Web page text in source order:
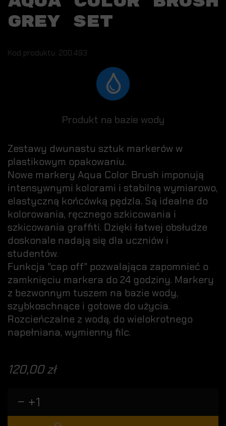
GREY SET
Kod produktu: 200.493
Produkt na bazie wody
Zestawy dwunastu sztuk markerów w
plastikowym opakowaniu.
Nowe markery Aqua Color Brush imponują
intensywnymi kolorami i stabilną wymiarowo,
elastyczną końcówką pędzla. Są idealne do
kolorowania, ręcznego szkicowania i
szkicowania graffiti. Dzięki łatwej obsłudze
doskonale nadają się dla uczniów i
studentów.
Funkcja "cap off" pozwalająca zapomnieć o
zamknięciu markera do 24 godziny. Markery
z bezwonnym tuszem na bazie wody,
szybkoschnące i gotowe do użycia.
Rozcieńczalne z wodą, do wielokrotnego
napełniana, wymienny filc.
120,00 zł